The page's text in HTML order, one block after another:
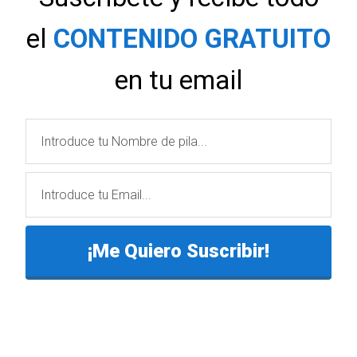
el CONTENIDO GRATUITO
en tu email
¡Me Quiero Suscribir!